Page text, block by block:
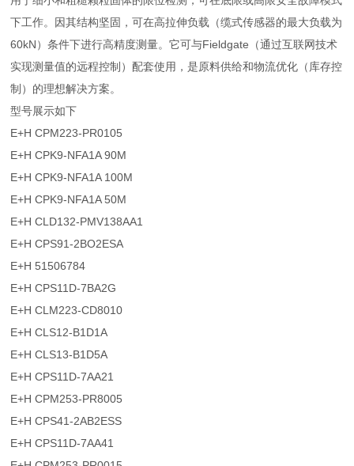
下工作。因其结构坚固，可在高拉伸负载（缆式传感器的最大负载为
60kN）条件下进行高精度测量。它可与Fieldgate（通过互联网技术
实现测量值的远程控制）配套使用，是原料供给和物流优化（库存控
制）的理想解决方案。
型号展示如下
E+H CPM223-PR0105
E+H CPK9-NFA1A 90M
E+H CPK9-NFA1A 100M
E+H CPK9-NFA1A 50M
E+H CLD132-PMV138AA1
E+H CPS91-2BO2ESA
E+H 51506784
E+H CPS11D-7BA2G
E+H CLM223-CD8010
E+H CLS12-B1D1A
E+H CLS13-B1D5A
E+H CPS11D-7AA21
E+H CPM253-PR8005
E+H CPS41-2AB2ESS
E+H CPS11D-7AA41